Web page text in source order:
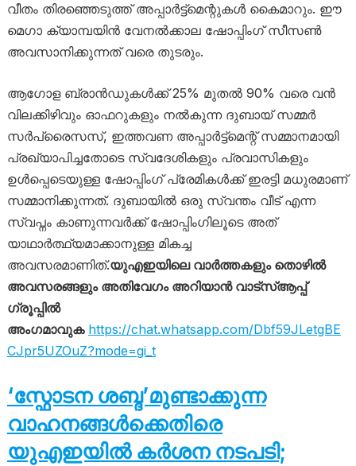
വീതം തിരഞ്ഞെടുത്ത് അപ്പാർട്ട്മെന്റുകൾ കൈമാറും. ഈ
മെഗാ ക്യാമ്പയിൻ വേനൽക്കാല ഷോപ്പിംഗ് സീസൺ
അവസാനിക്കുന്നത് വരെ തുടരും.
ആഗോള ബ്രാൻഡുകൾക്ക് 25% മുതൽ 90% വരെ വൻ
വിലക്കിഴിവും ഓഫറുകളും നൽകുന്ന ദുബായ് സമ്മർ
സർപ്രൈസസ്, ഇത്തവണ അപ്പാർട്ട്മെന്റ് സമ്മാനമായി
പ്രഖ്യാപിച്ചതോടെ സ്വദേശികളും പ്രവാസികളും
ഉൾപ്പെടെയുള്ള ഷോപ്പിംഗ് പ്രേമികൾക്ക് ഇരട്ടി മധുരമാണ്
സമ്മാനിക്കുന്നത്. ദുബായിൽ ഒരു സ്വന്തം വീട് എന്ന
സ്വപ്നം കാണുന്നവർക്ക് ഷോപ്പിംഗിലൂടെ അത്
യാഥാർത്ഥ്യമാക്കാനുള്ള മികച്ച
അവസരമാണിത്.യുഎഇയിലെ വാർത്തകളും തൊഴിൽ
അവസരങ്ങളും അതിവേഗം അറിയാൻ വാട്സ്ആപ്പ്
ഗ്രൂപ്പിൽ
അംഗമാവുക https://chat.whatsapp.com/Dbf59JLetgBE
CJpr5UZOuZ?mode=gi_t
‘സ്ഫോടന ശബ്ദ’മുണ്ടാക്കുന്ന
വാഹനങ്ങൾക്കെതിരെ
യുഎഇയിൽ കർശന നടപടി;